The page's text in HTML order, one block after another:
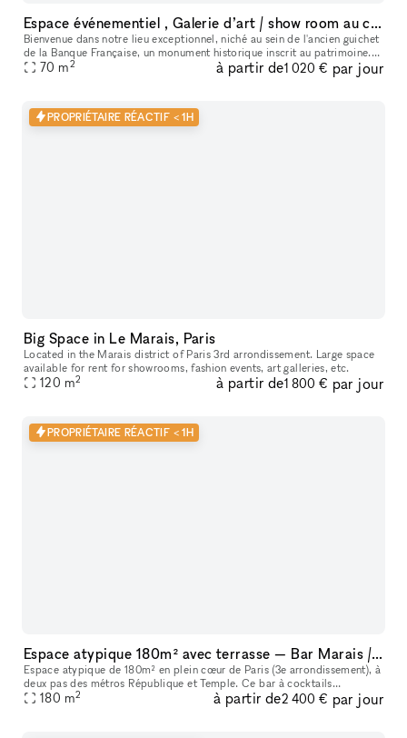
Espace événementiel , Galerie d’art / show room au cœur de Paris
Bienvenue dans notre lieu exceptionnel, niché au sein de l'ancien guichet
de la Banque Française, un monument historique inscrit au patrimoine.
Cet espace polyvalent offre une variété d'options pour
70 m2 à partir de1 020 € par jour
PROPRIÉTAIRE RÉACTIF < 1H
Big Space in Le Marais, Paris
Located in the Marais district of Paris 3rd arrondissement. Large space
available for rent for showrooms, fashion events, art galleries, etc.
120 m2 à partir de1 800 € par jour
PROPRIÉTAIRE RÉACTIF < 1H
Espace atypique 180m² avec terrasse — Bar Marais / République — Showroom, shooting, pop-up restaurant, défilé
Espace atypique de 180m² en plein cœur de Paris (3e arrondissement), à
deux pas des métros République et Temple. Ce bar à cocktails
centenaire fondé en 1923 offre un cadre unique et scénographiable p
180 m2 à partir de2 400 € par jour